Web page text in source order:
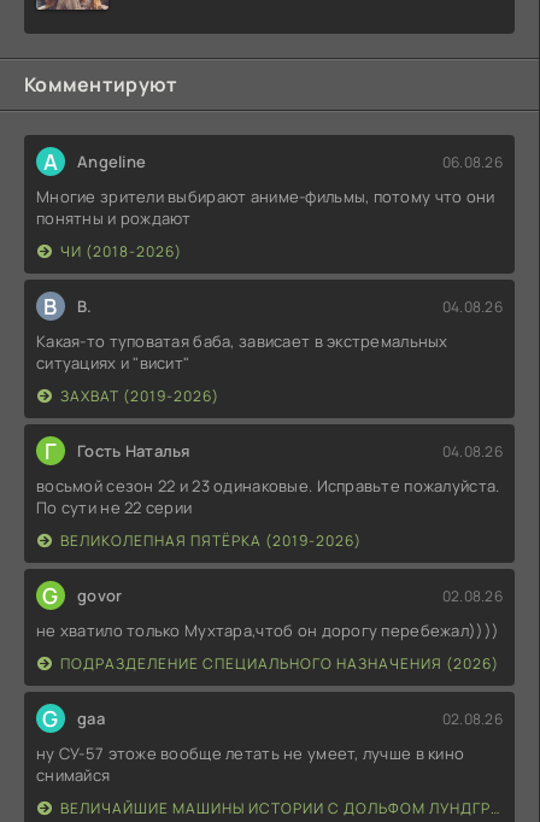
Комментируют
A Angeline 06.08.26
Многие зрители выбирают аниме-фильмы, потому что они
понятны и рождают
ЧИ (2018-2026)
В В. 04.08.26
Какая-то туповатая баба, зависает в экстремальных
ситуациях и "висит"
ЗАХВАТ (2019-2026)
Г Гость Наталья 04.08.26
восьмой сезон 22 и 23 одинаковые. Исправьте пожалуйста.
По сути не 22 серии
ВЕЛИКОЛЕПНАЯ ПЯТЁРКА (2019-2026)
G govor 02.08.26
не хватило только Мухтара,чтоб он дорогу перебежал))))
ПОДРАЗДЕЛЕНИЕ СПЕЦИАЛЬНОГО НАЗНАЧЕНИЯ (2026)
G gaa 02.08.26
ну СУ-57 этоже вообще летать не умеет, лучше в кино
снимайся
ВЕЛИЧАЙШИЕ МАШИНЫ ИСТОРИИ С ДОЛЬФОМ ЛУНДГРЕНОМ (2026)